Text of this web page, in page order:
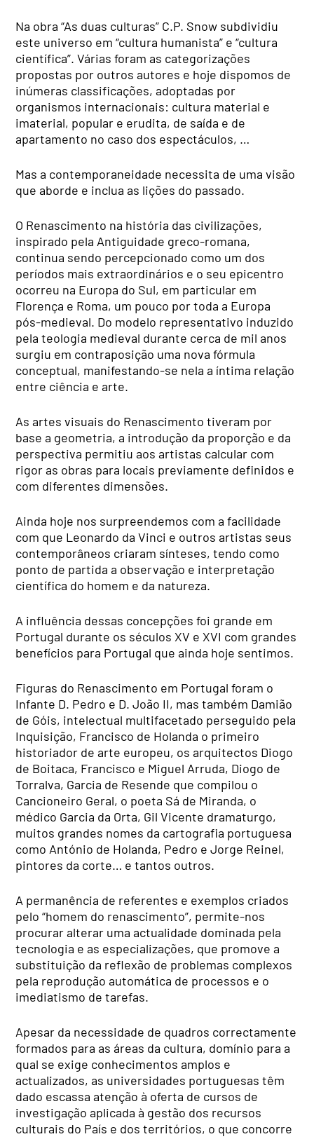
Na obra “As duas culturas” C.P. Snow subdividiu
este universo em “cultura humanista” e “cultura
científica”. Várias foram as categorizações
propostas por outros autores e hoje dispomos de
inúmeras classificações, adoptadas por
organismos internacionais: cultura material e
imaterial, popular e erudita, de saída e de
apartamento no caso dos espectáculos, …
Mas a contemporaneidade necessita de uma visão
que aborde e inclua as lições do passado.
O Renascimento na história das civilizações,
inspirado pela Antiguidade greco-romana,
continua sendo percepcionado como um dos
períodos mais extraordinários e o seu epicentro
ocorreu na Europa do Sul, em particular em
Florença e Roma, um pouco por toda a Europa
pós-medieval. Do modelo representativo induzido
pela teologia medieval durante cerca de mil anos
surgiu em contraposição uma nova fórmula
conceptual, manifestando-se nela a íntima relação
entre ciência e arte.
As artes visuais do Renascimento tiveram por
base a geometria, a introdução da proporção e da
perspectiva permitiu aos artistas calcular com
rigor as obras para locais previamente definidos e
com diferentes dimensões.
Ainda hoje nos surpreendemos com a facilidade
com que Leonardo da Vinci e outros artistas seus
contemporâneos criaram sínteses, tendo como
ponto de partida a observação e interpretação
científica do homem e da natureza.
A influência dessas concepções foi grande em
Portugal durante os séculos XV e XVI com grandes
benefícios para Portugal que ainda hoje sentimos.
Figuras do Renascimento em Portugal foram o
Infante D. Pedro e D. João II, mas também Damião
de Góis, intelectual multifacetado perseguido pela
Inquisição, Francisco de Holanda o primeiro
historiador de arte europeu, os arquitectos Diogo
de Boitaca, Francisco e Miguel Arruda, Diogo de
Torralva, Garcia de Resende que compilou o
Cancioneiro Geral, o poeta Sá de Miranda, o
médico Garcia da Orta, Gil Vicente dramaturgo,
muitos grandes nomes da cartografia portuguesa
como António de Holanda, Pedro e Jorge Reinel,
pintores da corte… e tantos outros.
A permanência de referentes e exemplos criados
pelo “homem do renascimento”, permite-nos
procurar alterar uma actualidade dominada pela
tecnologia e as especializações, que promove a
substituição da reflexão de problemas complexos
pela reprodução automática de processos e o
imediatismo de tarefas.
Apesar da necessidade de quadros correctamente
formados para as áreas da cultura, domínio para a
qual se exige conhecimentos amplos e
actualizados, as universidades portuguesas têm
dado escassa atenção à oferta de cursos de
investigação aplicada à gestão dos recursos
culturais do País e dos territórios, o que concorre